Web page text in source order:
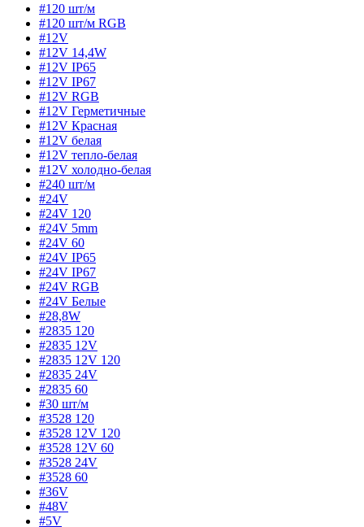
#120 шт/м
#120 шт/м RGB
#12V
#12V 14,4W
#12V IP65
#12V IP67
#12V RGB
#12V Герметичные
#12V Красная
#12V белая
#12V тепло-белая
#12V холодно-белая
#240 шт/м
#24V
#24V 120
#24V 5mm
#24V 60
#24V IP65
#24V IP67
#24V RGB
#24V Белые
#28,8W
#2835 120
#2835 12V
#2835 12V 120
#2835 24V
#2835 60
#30 шт/м
#3528 120
#3528 12V 120
#3528 12V 60
#3528 24V
#3528 60
#36V
#48V
#5V